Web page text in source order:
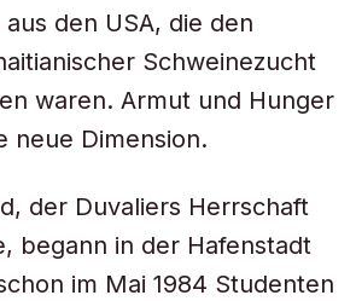
den USA, die den
Schweinezucht
waren. Armut und Hunger
neue Dimension.
der Duvaliers Herrschaft
begann in der Hafenstadt
im Mai 1984 Studenten